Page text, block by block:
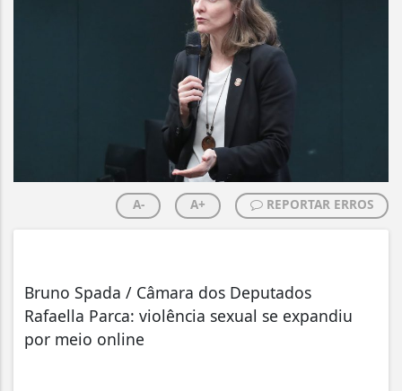
A- A+ REPORTAR ERROS
Bruno Spada / Câmara dos Deputados
Rafaella Parca: violência sexual se expandiu
por meio online